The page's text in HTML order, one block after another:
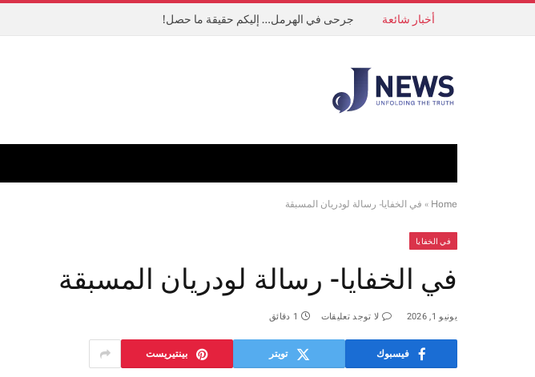
أخبار شائعة جرحى في الهرمل… إليكم حقيقة ما حصل!
Home
» في الخفايا- رسالة لودريان المسبقة
في الخفايا
في الخفايا- رسالة لودريان المسبقة
يونيو 1, 2026 لا توجد تعليقات 1 دقائق
فيسبوك تويتر بينتيريست